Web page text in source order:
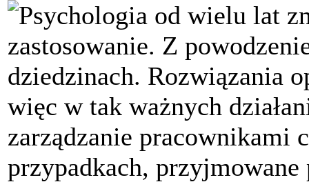
Psychologia od wielu lat
zastosowanie. Z
dziedzinach. Rozwiązania
więc w tak ważnych
zarządzanie pracownikami
przypadkach,